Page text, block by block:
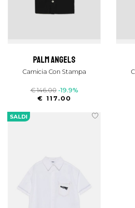
palm angels
Camicia Con Stampa
€ 146.00 -19.9%
€ 117.00
SALDI